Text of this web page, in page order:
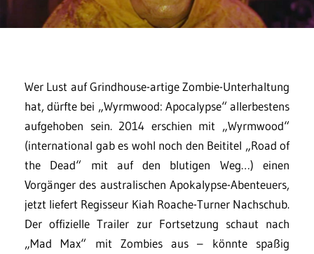
Wer Lust auf Grindhouse-artige Zombie-Unterhaltung
hat, dürfte bei „Wyrmwood: Apocalypse“ allerbestens
aufgehoben sein. 2014 erschien mit „Wyrmwood“
(international gab es wohl noch den Beititel „Road of
the Dead“ mit auf den blutigen Weg…) einen
Vorgänger des australischen Apokalypse-Abenteuers,
jetzt liefert Regisseur Kiah Roache-Turner Nachschub.
Der offizielle Trailer zur Fortsetzung schaut nach
„Mad Max“ mit Zombies aus – könnte spaßig